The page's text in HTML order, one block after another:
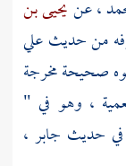
، عنيحيى بن
من حديث علي
صحيحة مخرجة
، وهو في "
حديث جابر ،